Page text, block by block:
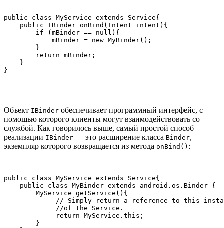
public class MyService extends Service{
    public IBinder onBind(Intent intent){
        if (mBinder == null){
            mBinder = new MyBinder();
        }
        return mBinder;
    }
}
Объект IBinder обеспечивает программный интерфейс, с
помощью которого клиенты могут взаимодействовать со
службой. Как говорилось выше, самый простой способ
реализации IBinder — это расширение класса Binder,
экземпляр которого возвращается из метода onBind() :
public class MyService extends Service{
    public class MyBinder extends android.os.Binder {
        MyService getService(){
// Simply return a reference to this
             //of the Service.
             return MyService.this;
        }